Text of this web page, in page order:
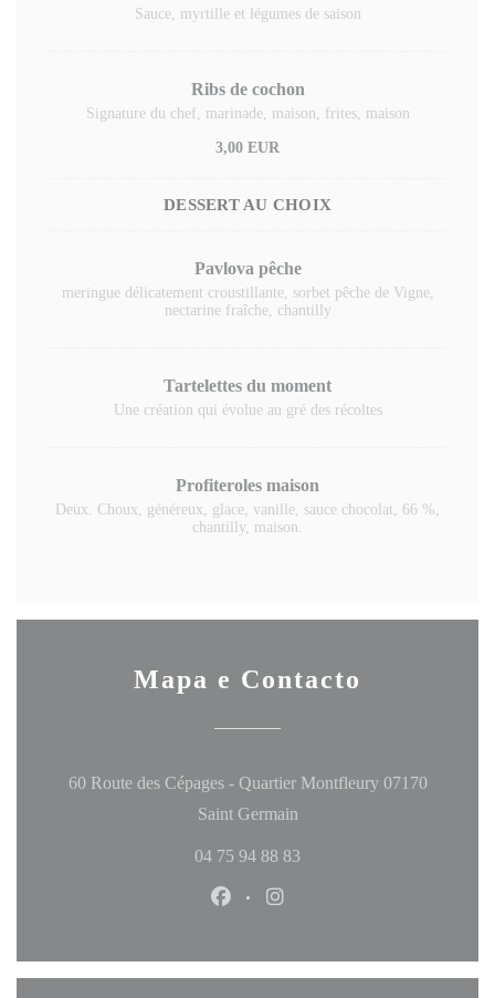
Sauce, myrtille et légumes de saison
Ribs de cochon
Signature du chef, marinade, maison, frites, maison
3,00 EUR
DESSERT AU CHOIX
Pavlova pêche
meringue délicatement croustillante, sorbet pêche de Vigne,
nectarine fraîche, chantilly
Tartelettes du moment
Une création qui évolue au gré des récoltes
Profiteroles maison
Deux. Choux, généreux, glace, vanille, sauce chocolat, 66 %,
chantilly, maison.
Mapa e Contacto
60 Route des Cépages - Quartier Montfleury 07170
Saint Germain((abre numa nova janela))
04 75 94 88 83
Facebook ((abre numa nova